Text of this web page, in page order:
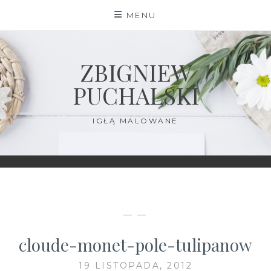
content
MENU
ZBIGNIEW
PUCHALSKI
IGŁĄ MALOWANE
— —
cloude-monet-pole-tulipanow
19 LISTOPADA, 2012